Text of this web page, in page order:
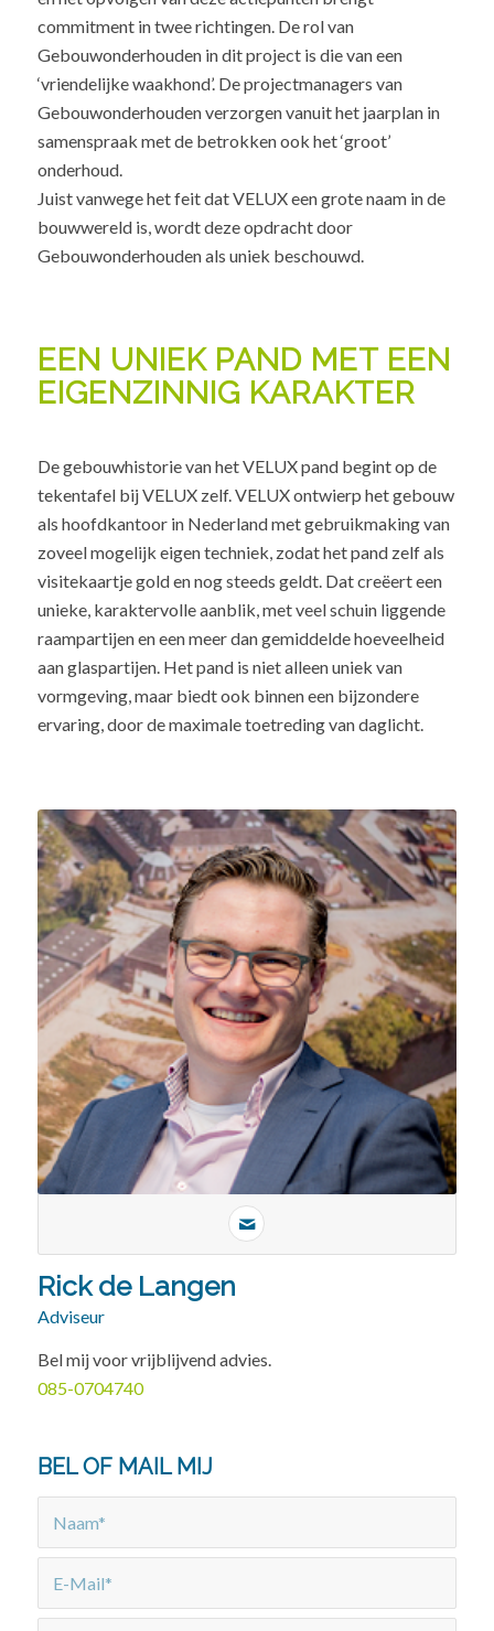
commitment in twee richtingen. De rol van
Gebouwonderhouden in dit project is die van een
‘vriendelijke waakhond’. De projectmanagers van
Gebouwonderhouden verzorgen vanuit het jaarplan in
samenspraak met de betrokken ook het ‘groot’
onderhoud.
Juist vanwege het feit dat VELUX een grote naam in de
bouwwereld is, wordt deze opdracht door
Gebouwonderhouden als uniek beschouwd.
EEN UNIEK PAND MET EEN
EIGENZINNIG KARAKTER
De gebouwhistorie van het VELUX pand begint op de
tekentafel bij VELUX zelf. VELUX ontwierp het gebouw
als hoofdkantoor in Nederland met gebruikmaking van
zoveel mogelijk eigen techniek, zodat het pand zelf als
visitekaartje gold en nog steeds geldt. Dat creëert een
unieke, karaktervolle aanblik, met veel schuin liggende
raampartijen en een meer dan gemiddelde hoeveelheid
aan glaspartijen. Het pand is niet alleen uniek van
vormgeving, maar biedt ook binnen een bijzondere
ervaring, door de maximale toetreding van daglicht.
Rick de Langen
Adviseur
Bel mij voor vrijblijvend advies.
085-0704740
BEL OF MAIL MIJ